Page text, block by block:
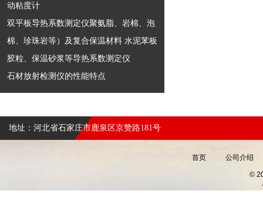
动粘度计
双平板导热系数测定仪聚氨脂、岩棉、泡
棉、珍珠岩等）及复合保温材料 水泥苯板
胶粒、保温砂浆等导热系数测定仪
石材放射检测仪的性能特点
地址：河北省石家庄市鹿泉区京赞路181号
首页 公司介绍
©